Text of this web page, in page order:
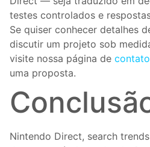
testes controlados e
Se quiser conhecer detalhes
discutir um projeto sob
visite nossa página de
uma proposta.
Nintendo Direct, search